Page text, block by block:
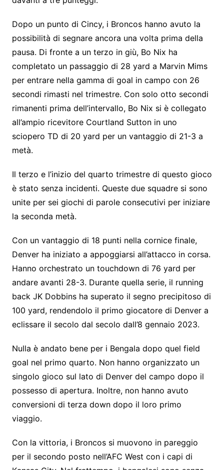
Dopo un punto di Cincy, i Broncos hanno avuto la
possibilità di segnare ancora una volta prima della
pausa. Di fronte a un terzo in giù, Bo Nix ha
completato un passaggio di 28 yard a Marvin Mims
per entrare nella gamma di goal in campo con 26
secondi rimasti nel trimestre. Con solo otto secondi
rimanenti prima dell’intervallo, Bo Nix si è collegato
all’ampio ricevitore Courtland Sutton in uno
sciopero TD di 20 yard per un vantaggio di 21-3 a
metà.
Il terzo e l’inizio del quarto trimestre di questo gioco
è stato senza incidenti. Queste due squadre si sono
unite per sei giochi di parole consecutivi per iniziare
la seconda metà.
Con un vantaggio di 18 punti nella cornice finale,
Denver ha iniziato a appoggiarsi all’attacco in corsa.
Hanno orchestrato un touchdown di 76 yard per
andare avanti 28-3. Durante quella serie, il running
back JK Dobbins ha superato il segno precipitoso di
100 yard, rendendolo il primo giocatore di Denver a
eclissare il secolo dal secolo dall’8 gennaio 2023.
Nulla è andato bene per i Bengala dopo quel field
goal nel primo quarto. Non hanno organizzato un
singolo gioco sul lato di Denver del campo dopo il
possesso di apertura. Inoltre, non hanno avuto
conversioni di terza down dopo il loro primo
viaggio.
Con la vittoria, i Broncos si muovono in pareggio
per il secondo posto nell’AFC West con i capi di